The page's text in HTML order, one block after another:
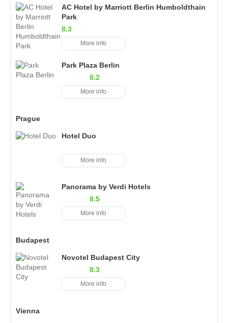
AC Hotel by Marriott Berlin Humboldthain
Park
8.3
More info
Park Plaza Berlin
8.2
More info
Prague
Hotel Duo
More info
Panorama by Verdi Hotels
8.5
More info
Budapest
Novotel Budapest City
8.3
More info
Vienna